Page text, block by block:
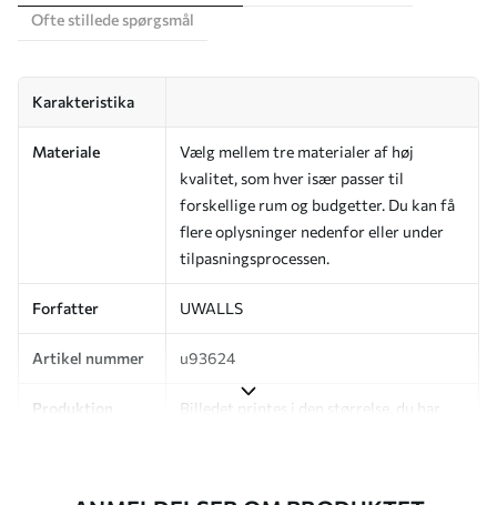
Ofte stillede spørgsmål
Karakteristika
Materiale
Vælg mellem tre materialer af høj
kvalitet, som hver især passer til
forskellige rum og budgetter. Du kan få
flere oplysninger nedenfor eller under
tilpasningsprocessen.
Forfatter UWALLS
Artikel nummer u93624
Produktion
Billedet printes i den størrelse, du har